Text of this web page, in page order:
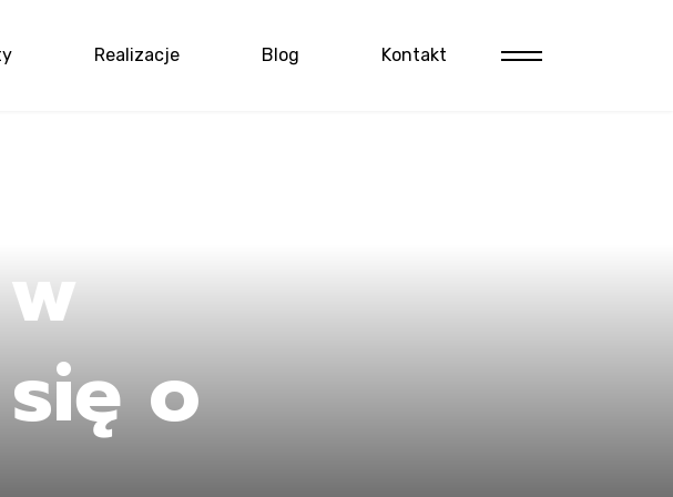
Realizacje Blog Kontakt
o